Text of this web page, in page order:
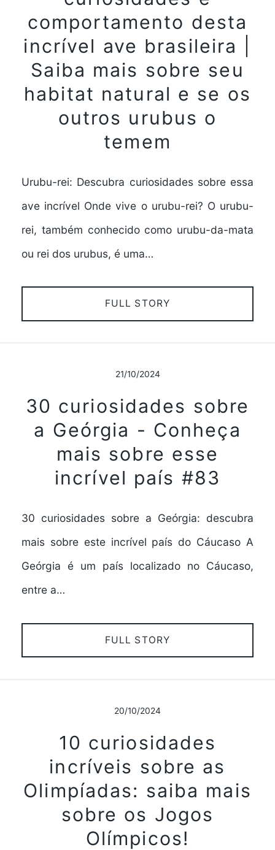
comportamento desta
incrível ave brasileira |
Saiba mais sobre seu
habitat natural e se os
outros urubus o
temem
Urubu-rei: Descubra curiosidades sobre essa
ave incrível Onde vive o urubu-rei? O urubu-
rei, também conhecido como urubu-da-mata
ou rei dos urubus, é uma…
FULL STORY
21/10/2024
30 curiosidades sobre
a Geórgia - Conheça
mais sobre esse
incrível país #83
30 curiosidades sobre a Geórgia: descubra
mais sobre este incrível país do Cáucaso A
Geórgia é um país localizado no Cáucaso,
entre a…
FULL STORY
20/10/2024
10 curiosidades
incríveis sobre as
Olimpíadas: saiba mais
sobre os Jogos
Olímpicos!